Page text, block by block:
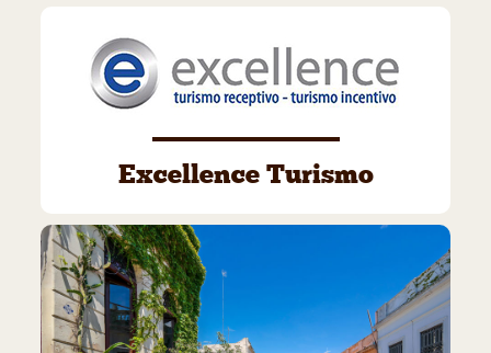
Excellence Turismo